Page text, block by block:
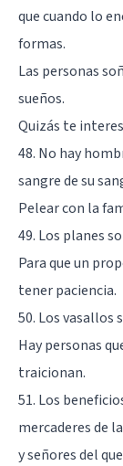
que cuando lo
formas.
Las personas
sueños.
Quizás te
48. No hay
sangre de su
Pelear con la
49. Los planes
Para que un
tener paciencia.
50. Los vasallos
Hay personas
traicionan.
51. Los
mercaderes de
y señores del